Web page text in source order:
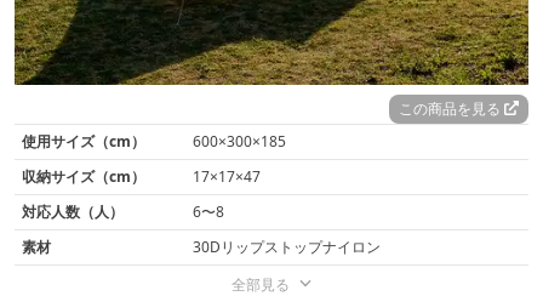
この商品を見る
使用サイズ（cm）
600×300×185
収納サイズ（cm）
17×17×47
対応人数（人）
6〜8
素材
30Dリップストップナイロン
全部見る